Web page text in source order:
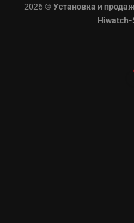
2026 ©Установка и